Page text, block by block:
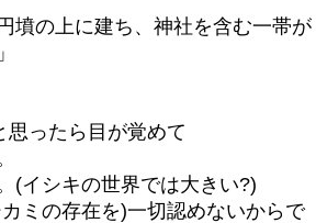
墳の上に建ち、神社を含む一帯が
思ったら目が覚めて
(イシキの世界では大きい?)
ミの存在を)一切認めないからで